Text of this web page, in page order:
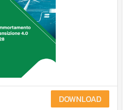
DOWNLOAD